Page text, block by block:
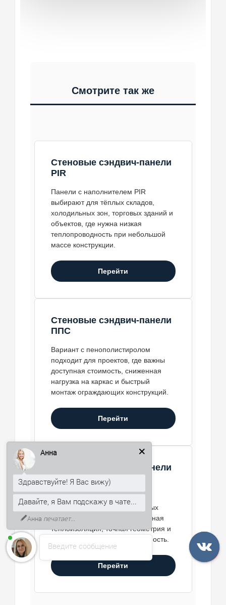
Смотрите так же
Стеновые сэндвич-панели
PIR
Панели с наполнителем PIR
выбирают для тёплых складов,
холодильных зон, торговых зданий и
объектов, где нужна низкая
теплопроводность при небольшой
массе конструкции.
Перейти
Стеновые сэндвич-панели
ППС
Вариант с пенополистиролом
подходит для проектов, где важны
доступная стоимость, сниженная
нагрузка на каркас и быстрый
монтаж ограждающих конструкций.
Перейти
Стеновые сэндвич-панели
PUR
Панели PUR применяют для
коммерческих и промышленных
зданий, где требуется стабильная
теплоизоляция, точная геометрия и
аккуратная фасадная поверхность.
Перейти
Введите сообщение
Анна
Здравствуйте! Я Вас вижу)
Давайте, я Вам подскажу в чате...
Анна печатает...